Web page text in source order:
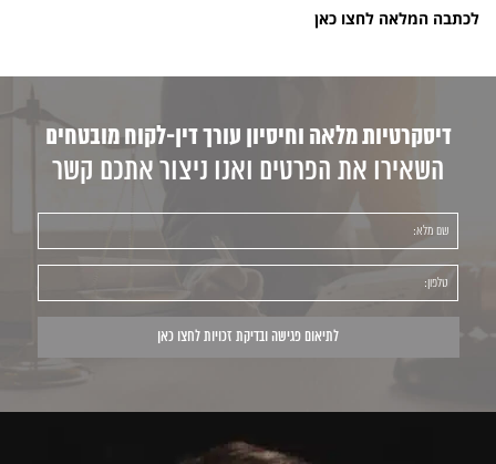
לכתבה המלאה לחצו כאן
דיסקרטיות מלאה וחיסיון עורך דין-לקוח מובטחים
השאירו את הפרטים ואנו ניצור אתכם קשר